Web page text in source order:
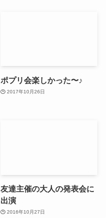
ポプリ会楽しかった〜♪
2017年10月26日
友達主催の大人の発表会に
出演
2016年10月27日